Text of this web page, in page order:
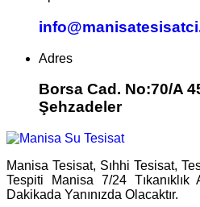
Adres
Borsa Cad. No:70/A
Şehzadeler
Manisa Tesisat, Sıhhi Tesisat,
Tespiti Manisa 7/24
Dakikada Yanınızda Olacaktır.